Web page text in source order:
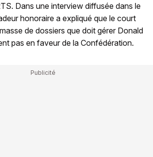
Dans une interview diffusée dans le
honoraire a expliqué que le court
de dossiers que doit gérer Donald
pas en faveur de la Confédération.